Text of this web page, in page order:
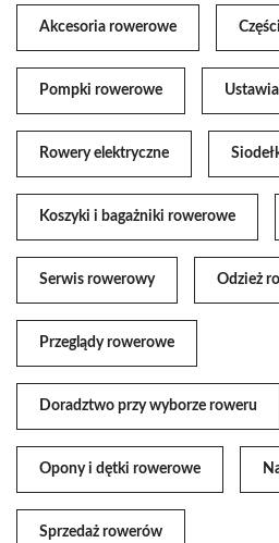
Akcesoria rowerowe
Pompki rowerowe
Rowery elektryczne
Koszyki i bagażniki rowerowe
Serwis rowerowy Odzież
Przeglądy rowerowe
Doradztwo przy wyborze roweru
Opony i dętki rowerowe
Sprzedaż rowerów